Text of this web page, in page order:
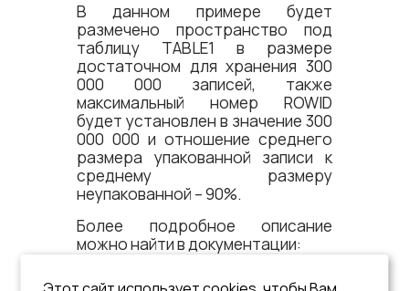
В данном примере будет
размечено пространство под
таблицу TABLE1 в размере
достаточном для хранения 300
000 000 записей, также
максимальный номер ROWID
будет установлен в значение 300
000 000 и отношение среднего
размера упакованной записи к
среднему размеру
неупакованной – 90%.
Более подробное описание
можно найти в документации: